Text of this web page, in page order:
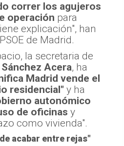
correr los agujeros
operación para
explicación", han
de Madrid.
la secretaria de
Acera, ha
Madrid vende el
residencial" y ha
autonómico
de oficinas y
como vivienda".
acabar entre rejas"